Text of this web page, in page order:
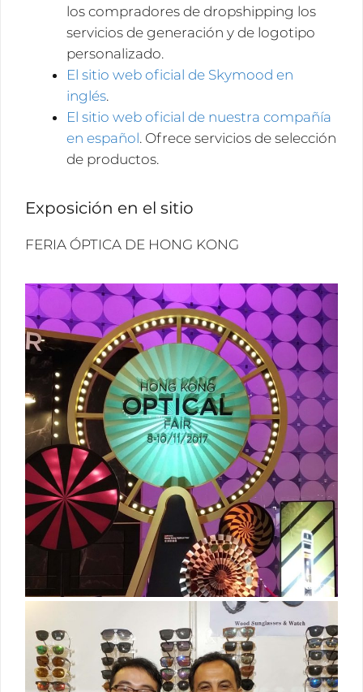
los compradores de dropshipping los
servicios de generación y de logotipo
personalizado.
El sitio web oficial de Skymood en
inglés.
El sitio web oficial de nuestra compañía
en español. Ofrece servicios de selección
de productos.
Exposición en el sitio
FERIA ÓPTICA DE HONG KONG